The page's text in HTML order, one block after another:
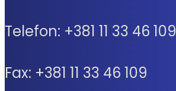
Telefon: +381 11 33 46 109
Fax: +381 11 33 46 109